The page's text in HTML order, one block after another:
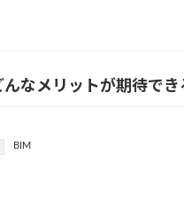
んなメリットが期待で
BIM